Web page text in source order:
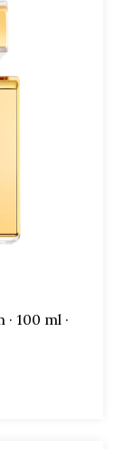
100 ml ·